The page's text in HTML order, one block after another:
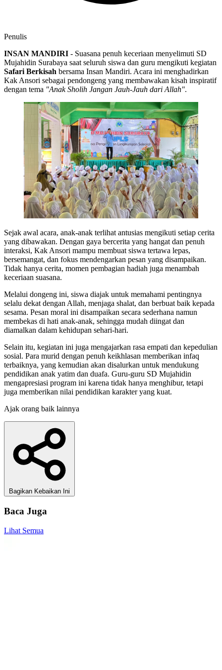
Penulis
INSAN MANDIRI - Suasana penuh keceriaan menyelimuti SD
Mujahidin Surabaya saat seluruh siswa dan guru mengikuti kegiatan
Safari Berkisah bersama Insan Mandiri. Acara ini menghadirkan
Kak Ansori sebagai pendongeng yang membawakan kisah inspiratif
dengan tema "Anak Sholih Jangan Jauh-Jauh dari Allah".
Sejak awal acara, anak-anak terlihat antusias mengikuti setiap cerita
yang dibawakan. Dengan gaya bercerita yang hangat dan penuh
interaksi, Kak Ansori mampu membuat siswa tertawa lepas,
bersemangat, dan fokus mendengarkan pesan yang disampaikan.
Tidak hanya cerita, momen pembagian hadiah juga menambah
keceriaan suasana.
Melalui dongeng ini, siswa diajak untuk memahami pentingnya
selalu dekat dengan Allah, menjaga shalat, dan berbuat baik kepada
sesama. Pesan moral ini disampaikan secara sederhana namun
membekas di hati anak-anak, sehingga mudah diingat dan
diamalkan dalam kehidupan sehari-hari.
Selain itu, kegiatan ini juga mengajarkan rasa empati dan kepedulian
sosial. Para murid dengan penuh keikhlasan memberikan infaq
terbaiknya, yang kemudian akan disalurkan untuk mendukung
pendidikan anak yatim dan duafa. Guru-guru SD Mujahidin
mengapresiasi program ini karena tidak hanya menghibur, tetapi
juga memberikan nilai pendidikan karakter yang kuat.
Ajak orang baik lainnya
Bagikan Kebaikan Ini
Baca Juga
Lihat Semua